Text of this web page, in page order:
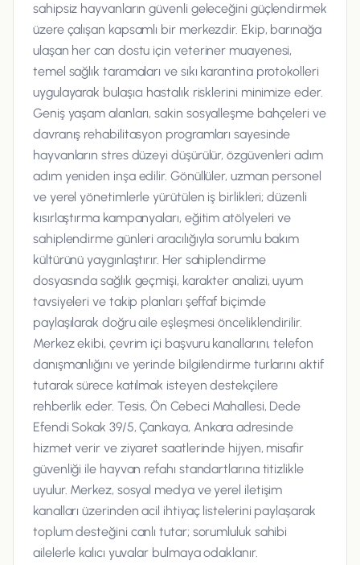
sahipsiz hayvanların güvenli geleceğini güçlendirmek
üzere çalışan kapsamlı bir merkezdir. Ekip, barınağa
ulaşan her can dostu için veteriner muayenesi,
temel sağlık taramaları ve sıkı karantina protokolleri
uygulayarak bulaşıcı hastalık risklerini minimize eder.
Geniş yaşam alanları, sakin sosyalleşme bahçeleri ve
davranış rehabilitasyon programları sayesinde
hayvanların stres düzeyi düşürülür, özgüvenleri adım
adım yeniden inşa edilir. Gönüllüler, uzman personel
ve yerel yönetimlerle yürütülen iş birlikleri; düzenli
kısırlaştırma kampanyaları, eğitim atölyeleri ve
sahiplendirme günleri aracılığıyla sorumlu bakım
kültürünü yaygınlaştırır. Her sahiplendirme
dosyasında sağlık geçmişi, karakter analizi, uyum
tavsiyeleri ve takip planları şeffaf biçimde
paylaşılarak doğru aile eşleşmesi önceliklendirilir.
Merkez ekibi, çevrim içi başvuru kanallarını, telefon
danışmanlığını ve yerinde bilgilendirme turlarını aktif
tutarak sürece katılmak isteyen destekçilere
rehberlik eder. Tesis, Ön Cebeci Mahallesi, Dede
Efendi Sokak 39/5, Çankaya, Ankara adresinde
hizmet verir ve ziyaret saatlerinde hijyen, misafir
güvenliği ile hayvan refahı standartlarına titizlikle
uyulur. Merkez, sosyal medya ve yerel iletişim
kanalları üzerinden acil ihtiyaç listelerini paylaşarak
toplum desteğini canlı tutar; sorumluluk sahibi
ailelerle kalıcı yuvalar bulmaya odaklanır.